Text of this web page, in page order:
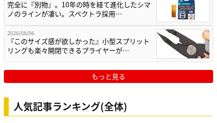
完全に『別物』。10年の時を経て進化したシマ
ノのラインが凄い。スペクトラ採用…
2026/08/06
『このサイズ感が欲しかった』小型スプリット
リングも楽々開閉できるプライヤーが…
もっと見る
人気記事ランキング(全体)